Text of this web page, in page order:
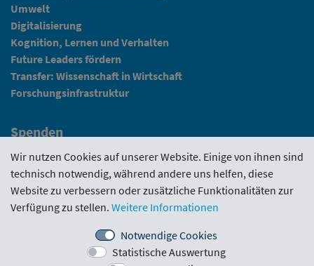
Umwelt
Digitalisierung
Kognition, Lernen und Verhalten
Future Leaders fördern
Transfer: Wissenschaft in Wirtschaft
Forschungsinfrastruktur
Spenden
Fundraising
News
Intranet
Förderrichtlinie · Funding Portal Evaluierungen
Wir nutzen Cookies auf unserer Website. Einige von ihnen sind
technisch notwendig, während andere uns helfen, diese
Website zu verbessern oder zusätzliche Funktionalitäten zur
Verfügung zu stellen. Weitere Informationen
Notwendige Cookies
Statistische Auswertung